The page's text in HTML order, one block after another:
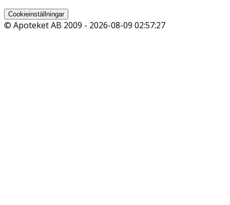
Cookieinställningar
© Apoteket AB 2009 - 2026-08-09 02:57:27